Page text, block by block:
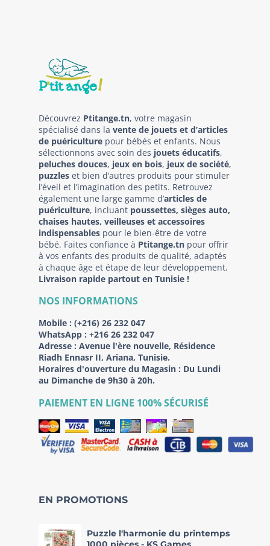
Découvrez Ptitange.tn, votre magasin
spécialisé dans la vente de jouets et d’articles
de puériculture pour bébés et enfants. Nous
sélectionnons avec soin des jouets éducatifs,
peluches douces, jeux en bois, jeux de société,
puzzles et bien d’autres produits pour stimuler
l’éveil et l’imagination des petits. Retrouvez
également une large gamme d’articles de
puériculture, incluant poussettes, sièges auto,
chaises hautes, veilleuses et accessoires
indispensables pour le bien-être de votre
bébé. Faites confiance à Ptitange.tn pour offrir
à vos enfants des produits de qualité, adaptés
à chaque âge et étape de leur développement.
Livraison rapide partout en Tunisie !
NOS INFORMATIONS
Mobile : (+216) 26 232 047
WhatsApp : +216 26 232 047
Adresse : Avenue l'ère nouvelle, Résidence
Riadh Ennasr II, Ariana, Tunisie.
Horaires d'ouverture du Magasin : Du Lundi
au Dimanche de 9h30 à 20h.
PAIEMENT EN LIGNE 100% SÉCURISÉ
EN PROMOTIONS
Puzzle l'harmonie du printemps